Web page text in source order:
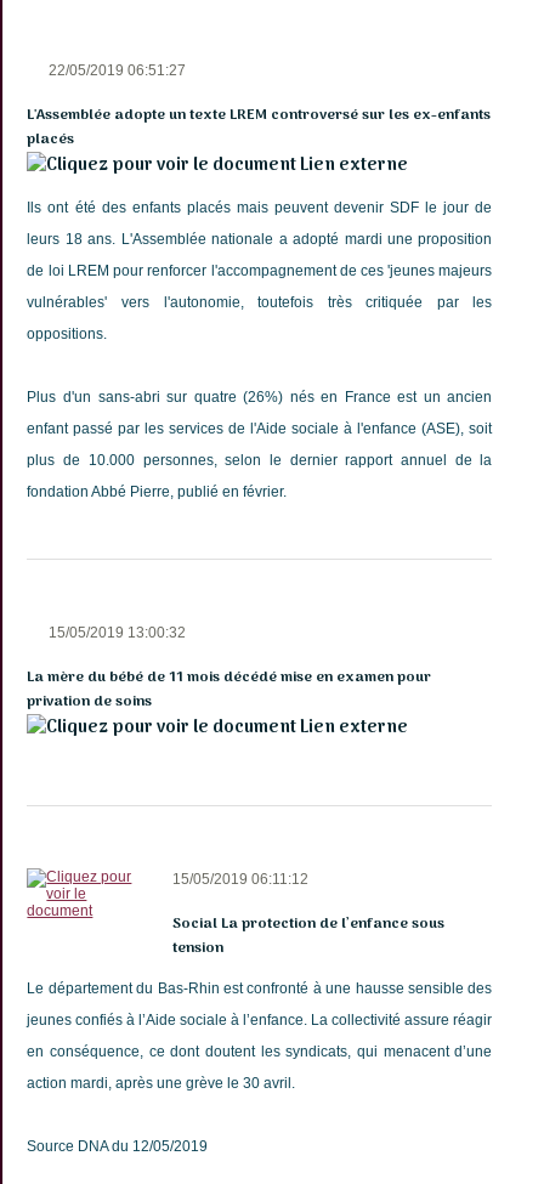
22/05/2019 06:51:27
L'Assemblée adopte un texte LREM controversé sur les ex-enfants
placés
Lien externe
Ils ont été des enfants placés mais peuvent devenir SDF le jour de
leurs 18 ans. L'Assemblée nationale a adopté mardi une proposition
de loi LREM pour renforcer l'accompagnement de ces 'jeunes majeurs
vulnérables' vers l'autonomie, toutefois très critiquée par les
oppositions.
Plus d'un sans-abri sur quatre (26%) nés en France est un ancien
enfant passé par les services de l'Aide sociale à l'enfance (ASE), soit
plus de 10.000 personnes, selon le dernier rapport annuel de la
fondation Abbé Pierre, publié en février.
15/05/2019 13:00:32
La mère du bébé de 11 mois décédé mise en examen pour
privation de soins
Lien externe
15/05/2019 06:11:12
Social La protection de l’enfance sous
tension
Le département du Bas-Rhin est confronté à une hausse sensible des
jeunes confiés à l’Aide sociale à l’enfance. La collectivité assure réagir
en conséquence, ce dont doutent les syndicats, qui menacent d’une
action mardi, après une grève le 30 avril.
Source DNA du 12/05/2019